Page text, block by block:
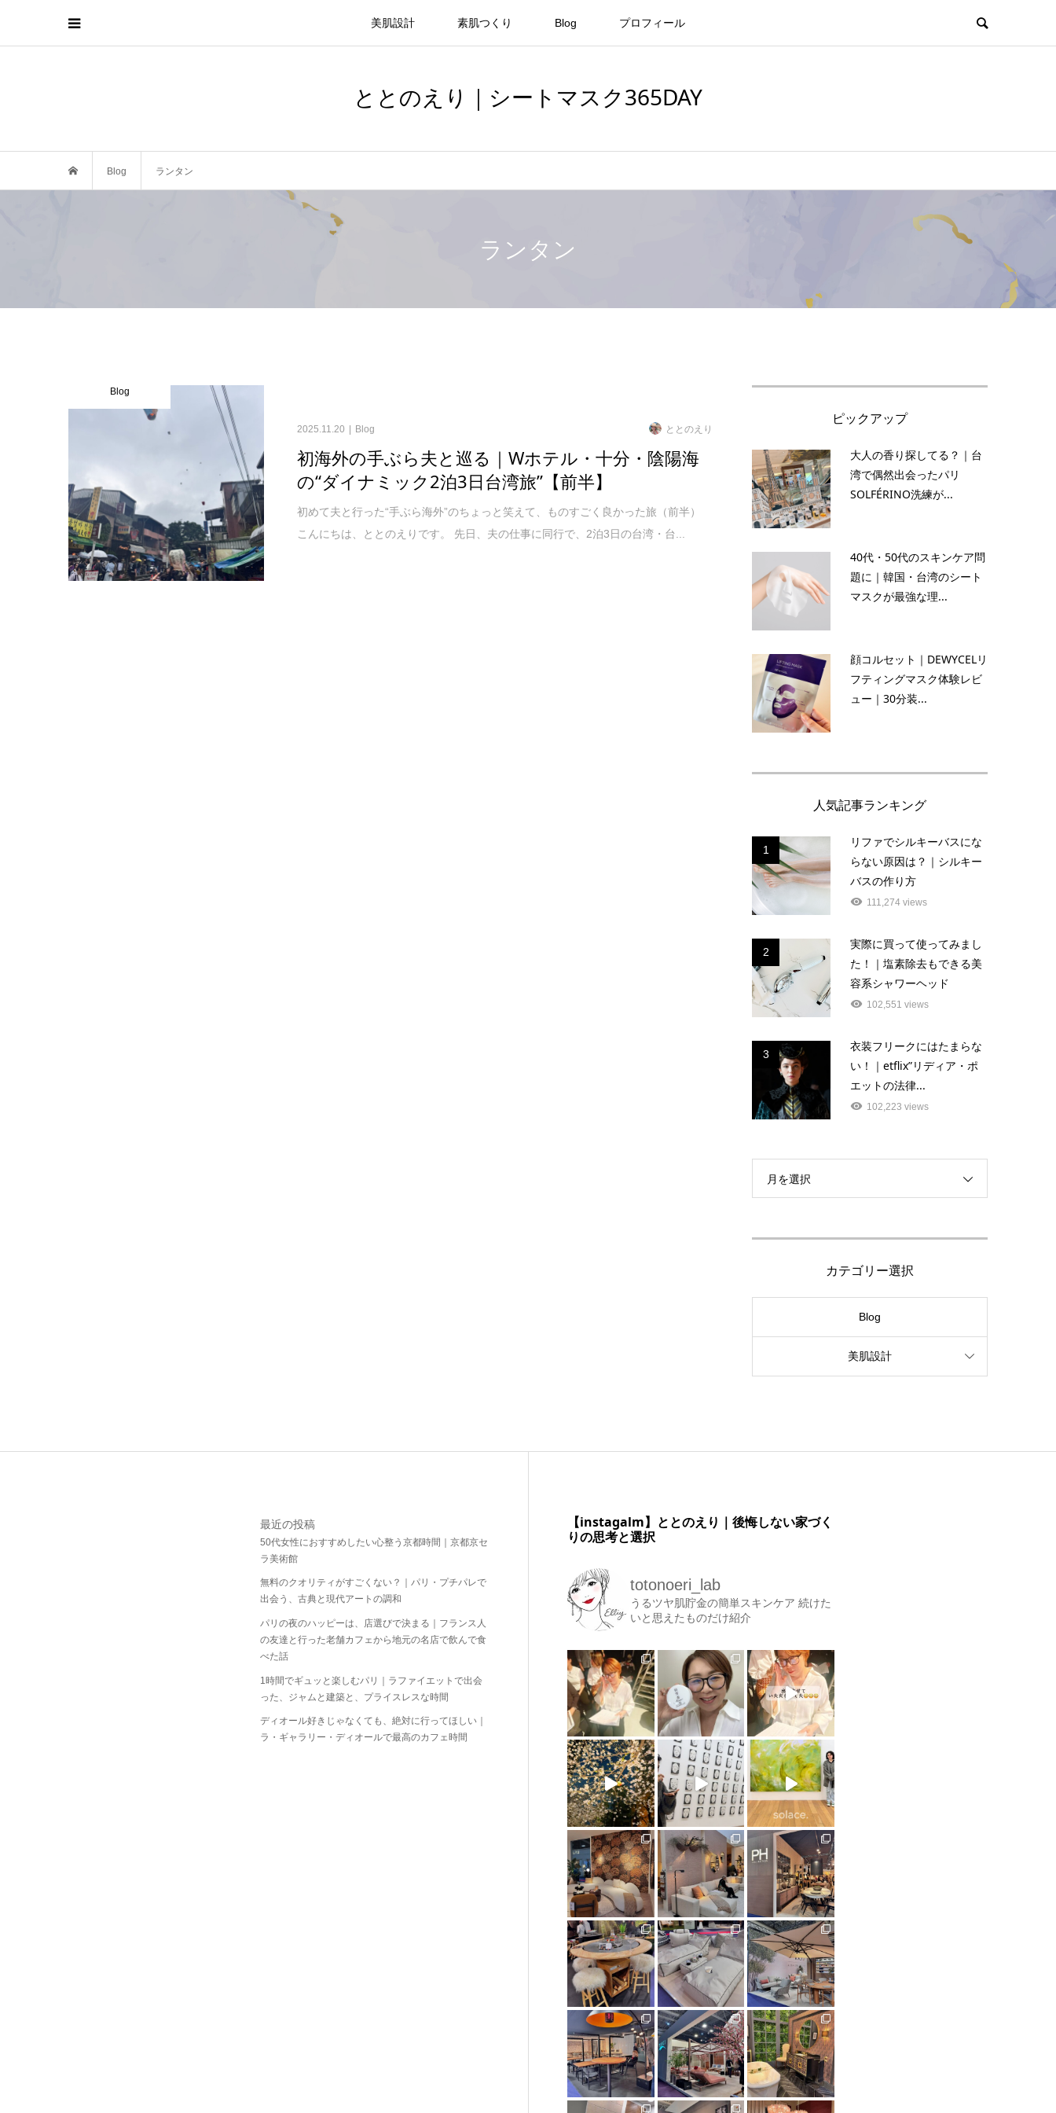
美肌設計 素肌つくり Blog プロフィール
ととのえり｜シートマスク365DAY
Blog ランタン
ランタン
Blog
2025.11.20 Blog ととのえり
初海外の手ぶら夫と巡る｜Wホテル・十分・陰陽海
の“ダイナミック2泊3日台湾旅”【前半】
初めて夫と行った“手ぶら海外”のちょっと笑えて、ものすごく良かった旅（前半）
こんにちは、ととのえりです。 先日、夫の仕事に同行で、2泊3日の台湾・台...
ピックアップ
大人の香り探してる？｜台
湾で偶然出会ったパリ
SOLFÉRINO洗練が...
40代・50代のスキンケア問
題に｜韓国・台湾のシート
マスクが最強な理...
顔コルセット｜DEWYCELリ
フティングマスク体験レビ
ュー｜30分装...
人気記事ランキング
1
リファでシルキーバスにな
らない原因は？｜シルキー
バスの作り方
111,274 views
2
実際に買って使ってみまし
た！｜塩素除去もできる美
容系シャワーヘッド
102,551 views
3
衣装フリークにはたまらな
い！｜etflix”リディア・ポ
エットの法律...
102,223 views
月を選択
カテゴリー選択
Blog
美肌設計
最近の投稿
50代女性におすすめしたい心整う京都時間｜京都京セ
ラ美術館
無料のクオリティがすごくない？｜パリ・プチパレで
出会う、古典と現代アートの調和
パリの夜のハッピーは、店選びで決まる｜フランス人
の友達と行った老舗カフェから地元の名店で飲んで食
べた話
1時間でギュッと楽しむパリ｜ラファイエットで出会
った、ジャムと建築と、プライスレスな時間
ディオール好きじゃなくても、絶対に行ってほしい｜
ラ・ギャラリー・ディオールで最高のカフェ時間
【instagalm】ととのえり｜後悔しない家づく
りの思考と選択
totonoeri_lab
うるツヤ肌貯金の簡単スキンケア 続けた
いと思えたものだけ紹介